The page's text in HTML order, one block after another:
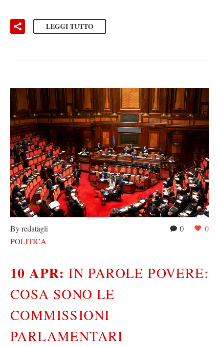
LEGGI TUTTO
0 0
By redatagli
POLITICA
10 APR:IN PAROLE POVERE:
COSA SONO LE
COMMISSIONI
PARLAMENTARI